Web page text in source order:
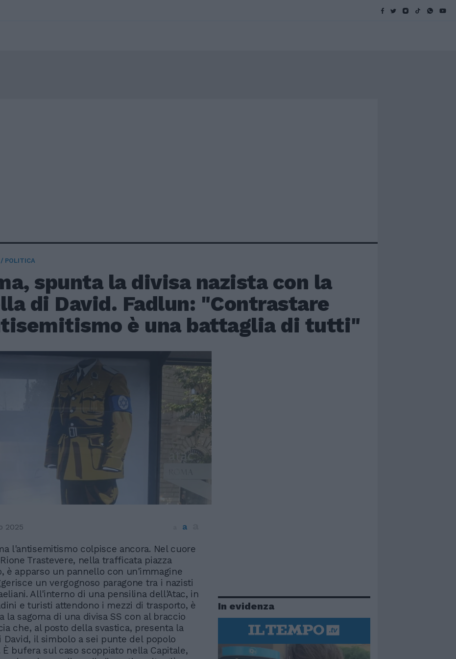
POLITICA
spunta la divisa nazista con la
di David. Fadlun: "Contrastare
è una battaglia di tutti"
2025 a
l'antisemitismo colpisce ancora. Nel cuore
Trastevere, nella trafficata piazza
è apparso un pannello con un'immagine
un vergognoso paragone tra i nazisti
All'interno di una pensilina dell'Atac, in
e turisti attendono i mezzi di trasporto, è
la sagoma di una divisa SS con al braccio
che, al posto della svastica, presenta la
David, il simbolo a sei punte del popolo
È bufera sul caso scoppiato nella Capitale,
In evidenza